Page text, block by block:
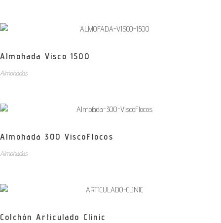
Almohada Visco 1500
Almohadas
Almohada 300 ViscoFlocos
Almohadas
Colchón Articulado Clinic